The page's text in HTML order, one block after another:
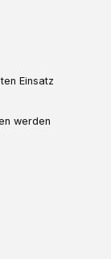
Einsatz
werden